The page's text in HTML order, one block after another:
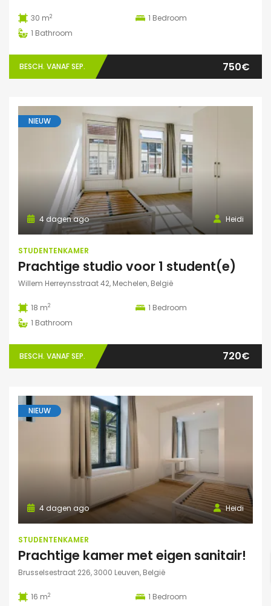
30 m2 1 Bedroom
1 Bathroom
BESCH. VANAF SEP. 750€
NIEUW
Heidi
4 dagen ago
STUDENTENKAMER
Prachtige studio voor 1 student(e)
Willem Herreynsstraat 42, Mechelen, België
18 m2 1 Bedroom
1 Bathroom
BESCH. VANAF SEP. 720€
NIEUW
Heidi
4 dagen ago
STUDENTENKAMER
Prachtige kamer met eigen sanitair!
Brusselsestraat 226, 3000 Leuven, België
16 m2 1 Bedroom